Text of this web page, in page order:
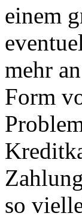
einem
mehr
Form
so